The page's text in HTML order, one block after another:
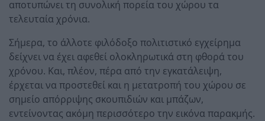
αποτυπώνει τη συνολική πορεία του χώρου τα
τελευταία χρόνια.
Σήμερα, το άλλοτε φιλόδοξο πολιτιστικό εγχείρημα
δείχνει να έχει αφεθεί ολοκληρωτικά στη φθορά του
χρόνου. Και, πλέον, πέρα από την εγκατάλειψη,
έρχεται να προστεθεί και η μετατροπή του χώρου σε
σημείο απόρριψης σκουπιδιών και μπάζων,
εντείνοντας ακόμη περισσότερο την εικόνα παρακμής.